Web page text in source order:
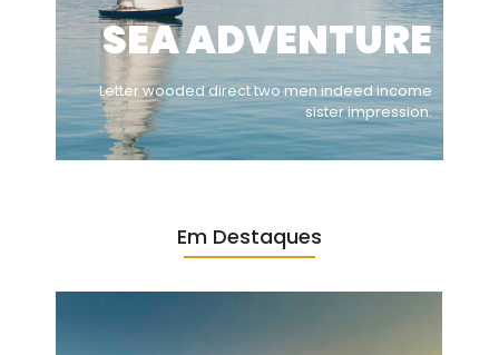
SEA ADVENTURE
Letter wooded direct two men indeed income
sister impression.
Em Destaques